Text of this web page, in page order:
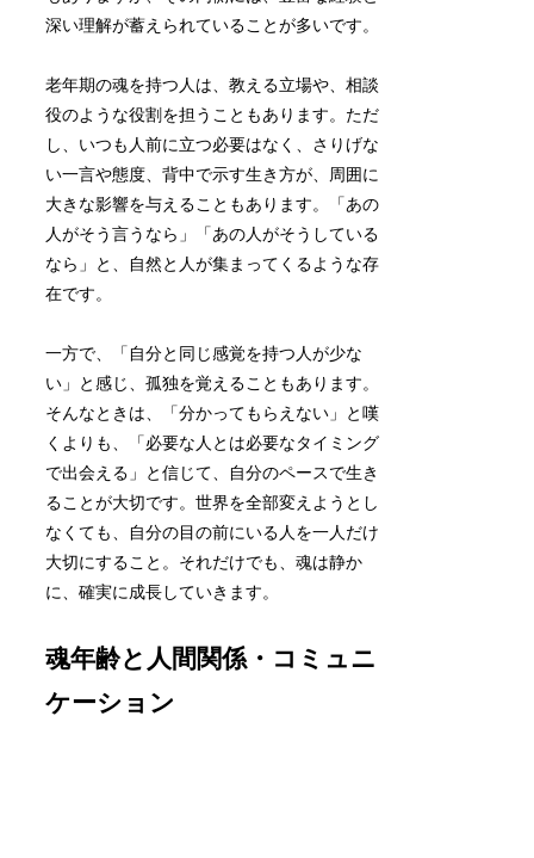
深い理解が蓄えられていることが多いです。
老年期の魂を持つ人は、教える立場や、相談
役のような役割を担うこともあります。ただ
し、いつも人前に立つ必要はなく、さりげな
い一言や態度、背中で示す生き方が、周囲に
大きな影響を与えることもあります。「あの
人がそう言うなら」「あの人がそうしている
なら」と、自然と人が集まってくるような存
在です。
一方で、「自分と同じ感覚を持つ人が少な
い」と感じ、孤独を覚えることもあります。
そんなときは、「分かってもらえない」と嘆
くよりも、「必要な人とは必要なタイミング
で出会える」と信じて、自分のペースで生き
ることが大切です。世界を全部変えようとし
なくても、自分の目の前にいる人を一人だけ
大切にすること。それだけでも、魂は静か
に、確実に成長していきます。
魂年齢と人間関係・コミュニ
ケーション